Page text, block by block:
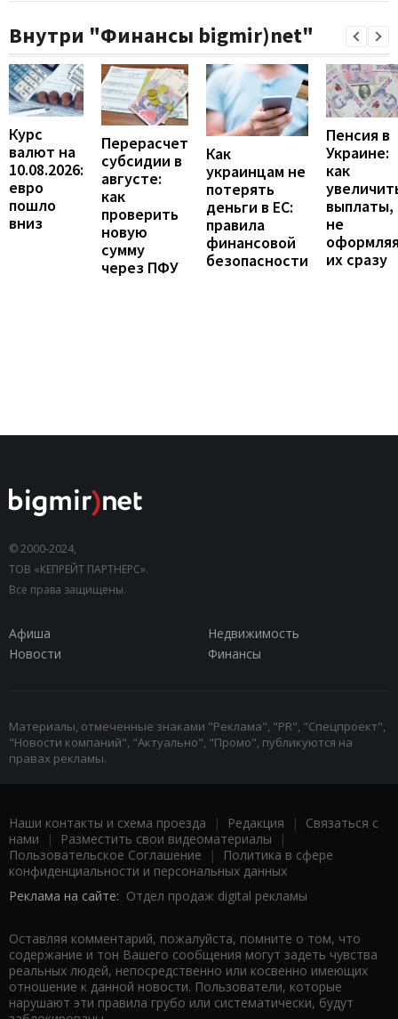
Внутри "Финансы bigmir)net"
Курс
валют на
10.08.2026:
евро
пошло
вниз
Перерасчет
субсидии в
августе:
как
проверить
новую
сумму
через ПФУ
Как
украинцам не
потерять
деньги в ЕС:
правила
финансовой
безопасности
Пенсия в
Украине:
как
выплаты,
не
их сразу
© 2000-2024,
ТОВ «КЕПРЕЙТ ПАРТНЕРС».
Все права защищены.
Афиша
Недвижимость
Новости
Финансы
Материалы, отмеченные знаками "Реклама", "PR", "Спецпроект",
"Новости компаний", "Актуально", "Промо", публикуются на
правах рекламы.
Наши контакты и схема проезда | Редакция | Связаться с
нами | Разместить свои видеоматериалы |
Пользовательское Соглашение |
Политика в сфере
конфиденциальности и персональных данных
Реклама на сайте: Отдел продаж digital рекламы
Оставляя комментарий, пожалуйста, помните о том, что
содержание и тон Вашего сообщения могут задеть чувства
реальных людей, непосредственно или косвенно имеющих
отношение к данной новости. Пользователи, которые
нарушают эти правила грубо или систематически, будут